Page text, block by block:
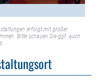
erfolgt mit großer
Bitte schauen Sie ggf. auch